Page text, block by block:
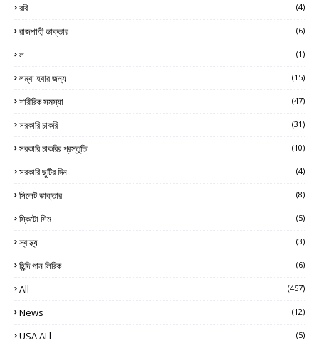
রবি (4)
রাজশাহী ডাক্তার (6)
ল (1)
লম্বা হবার জন্য (15)
শারীরিক সমস্যা (47)
সরকারি চাকরি (31)
সরকারি চাকরির প্রস্তুতি (10)
সরকারি ছুটির দিন (4)
সিলেট ডাক্তার (8)
স্কিটো সিম (5)
স্বাস্থ্য (3)
হিন্দি গান লিরিক (6)
All (457)
News (12)
USA ALl (5)